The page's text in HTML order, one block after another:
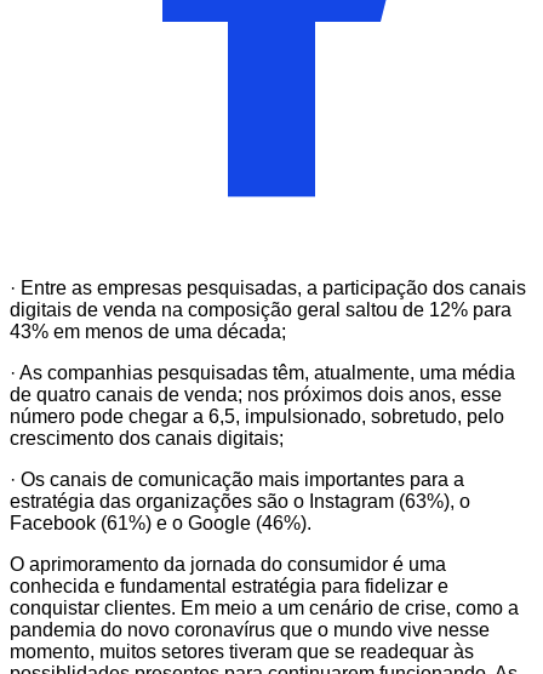
· Entre as empresas pesquisadas, a participação dos canais
digitais de venda na composição geral saltou de 12% para
43% em menos de uma década;
· As companhias pesquisadas têm, atualmente, uma média
de quatro canais de venda; nos próximos dois anos, esse
número pode chegar a 6,5, impulsionado, sobretudo, pelo
crescimento dos canais digitais;
· Os canais de comunicação mais importantes para a
estratégia das organizações são o Instagram (63%), o
Facebook (61%) e o Google (46%).
O aprimoramento da jornada do consumidor é uma
conhecida e fundamental estratégia para fidelizar e
conquistar clientes. Em meio a um cenário de crise, como a
pandemia do novo coronavírus que o mundo vive nesse
momento, muitos setores tiveram que se readequar às